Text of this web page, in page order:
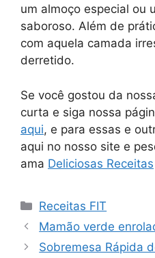
um almoço especial ou
saboroso. Além de
com aquela camada
derretido.
Se você gostou da
curta e siga nossa
aqui, e para essas e
aqui no nosso site e
ama Deliciosas Receitas
Categorias
Receitas FIT
Mamão verde
Sobremesa Rápida